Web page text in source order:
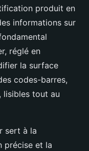
produit en
informations sur
réglé en
la surface
codes-barres,
lisibles tout au
sert à la
précise et la